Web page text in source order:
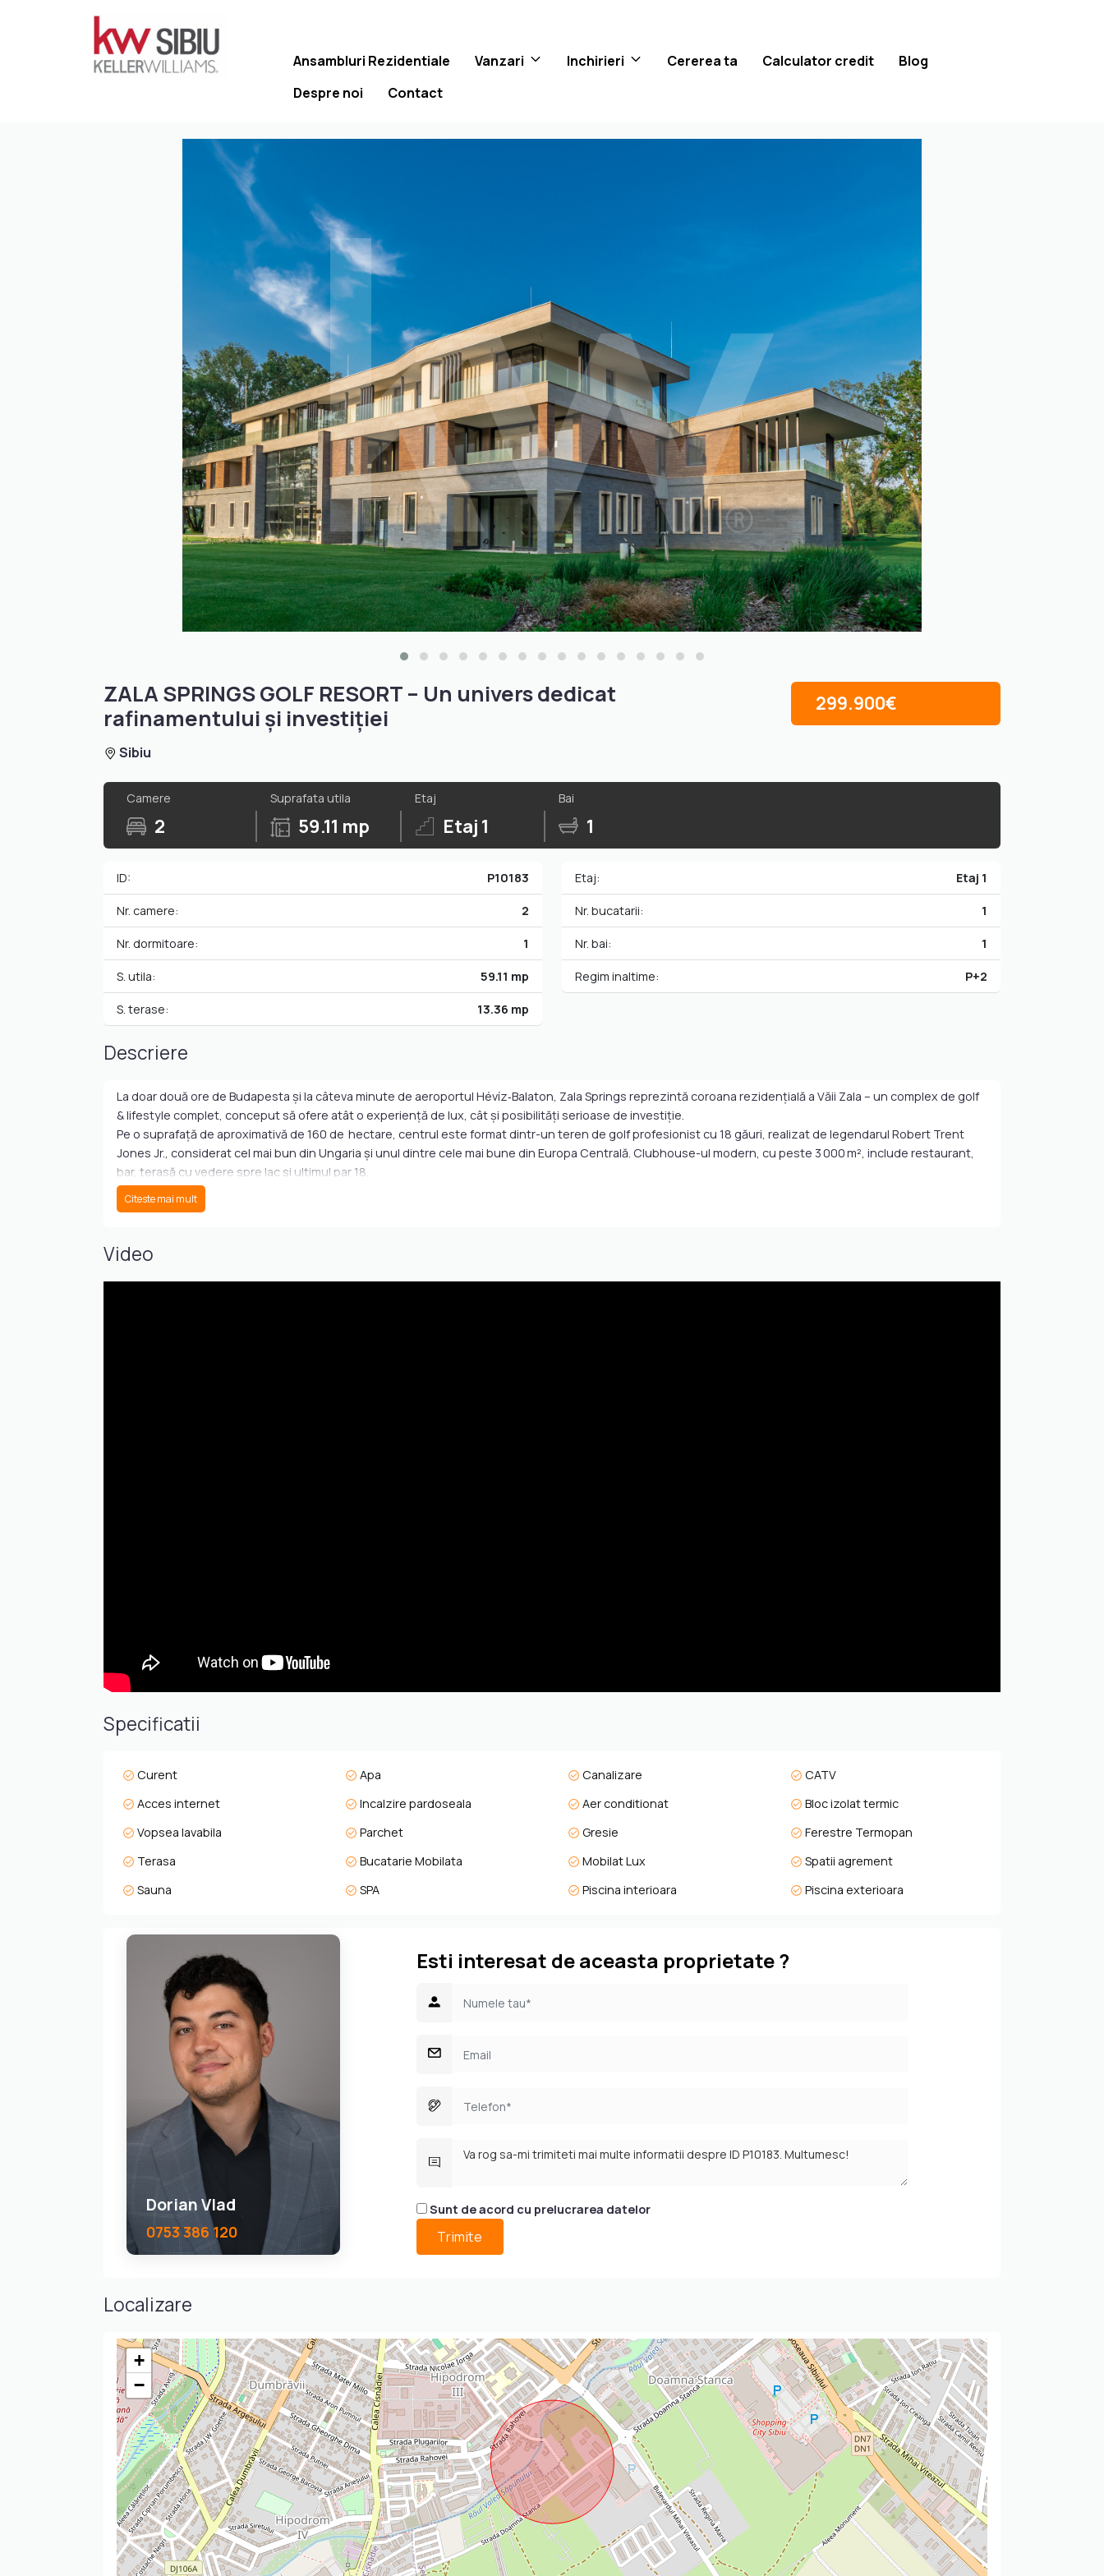
Ansambluri Rezidentiale Vanzari Inchirieri Cererea ta Calculator credit
Blog
Despre noi
Contact
ZALA SPRINGS GOLF RESORT – Un univers dedicat
rafinamentului și investiției
Sibiu
299.900€
Camere
2
Suprafata utila
59.11 mp
Etaj
Etaj 1
Bai
1
ID: P10183
Nr. camere: 2
Nr. dormitoare: 1
S. utila: 59.11 mp
S. terase: 13.36 mp
Etaj: Etaj 1
Nr. bucatarii: 1
Nr. bai: 1
Regim inaltime: P+2
Descriere
La doar două ore de Budapesta și la câteva minute de aeroportul Hévíz‑Balaton, Zala Springs reprezintă coroana rezidențială a Văii Zala – un complex de golf
& lifestyle complet, conceput să ofere atât o experiență de lux, cât și posibilități serioase de investiție.
Pe o suprafață de aproximativă de 160 de hectare, centrul este format dintr-un teren de golf profesionist cu 18 găuri, realizat de legendarul Robert Trent
Jones Jr., considerat cel mai bun din Ungaria și unul dintre cele mai bune din Europa Centrală. Clubhouse-ul modern, cu peste 3 000 m², include restaurant,
bar, terasă cu vedere spre lac și ultimul par 18.
Tipuri de proprietăți disponibile
– Spațioase, cu 1–2 dormitoare, balcoane generoase, ferestre largi și înălțime ~3 m. Priveliști spectaculoase către fairways. Ideal pentru investitori și familii.
Apartamente lake-side (108–138 m²)
– Localizate lângă lac, cu acces la grădină și vederi uluitoare. Stiluri White, Memory, Glamour – semnate de echipa de design LIMA. Interioare înalte, luminoase,
Investiție & randament
cu peste 35% în ultimii 2 ani . Cu imaginea brandului Zala, acces la IMG și pachete integrate de tip “stay & play”, investitorii pot obține venituri pasive atractive
și capitalizare pe termen mediu-lung.
Accesibilitate & localizare
-La 15 minute de aeroportul Hévíz‑Balaton (zboruri sezoniere);
-Aproape de Lacul Balaton și stațiunea termală Hévíz;
-Într-o zonă de dealuri pitorești, lângă vii și păduri;
Cine sunt cumpărătorii ideali?
-Pasionați de lifestyle activ, dornici de golf, wellness și comunitate.
-Profesioniști care pot lucra remote, căutând echilibrul între natură și conexiune globală.
Concluzie: Zala Springs – Lux cu sens
Zala Springs nu e doar despre locuințe – este o declarație despre cum vrei să trăiești: cu eleganță, confort, securitate și experiențe premium. De la fairways
impecabili și club gourmet, la spa sofisticat și servicii hotel-style, acest complex se ridică la cele mai înalte standarde europene, cu viziuni în curs de
extindere (hotel de cinci stele, lac de agrement, spații comerciale).
Investiția în acest proiect reprezintă o oportunitate unică: randament financiar, calitate de viață și conexiune la o rețea internațională exclusivă — toate
amplasate într-un colț liniștit, pitoresc, cu potențial de creștere.
Citeste mai mult
Video
Specificatii
Curent Apa Canalizare
CATV
Acces internet
Incalzire pardoseala Aer conditionat
Bloc izolat termic
Vopsea lavabila
Parchet Gresie
Ferestre Termopan
Terasa
Bucatarie Mobilata Mobilat Lux
Spatii agrement
Sauna
SPA Piscina interioara Piscina exterioara
Dorian Vlad
0753 386 120
Esti interesat de aceasta proprietate ?
Sunt de acord cu prelucrarea datelor
Localizare
+
−